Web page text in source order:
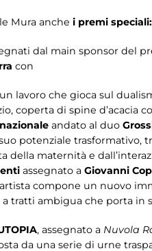
Mura anche i premi speciali:
dal main sponsor del
con
lavoro che gioca sul
coperta di spine d’acacia
andato al duo
potenziale
della maternità e
assegnato a Giovanni
compone un nuovo
tratti ambigua che porta in
, assegnato a Nuvola
da una serie di urne